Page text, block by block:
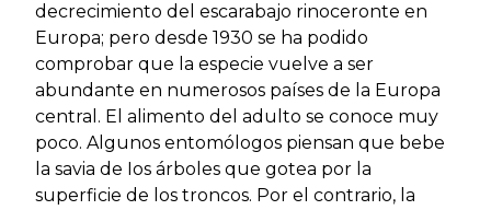
decrecimiento del escarabajo rinoceronte en
Europa; pero desde 1930 se ha podido
comprobar que la especie vuelve a ser
abundante en numerosos países de la Europa
central. El alimento del adulto se conoce muy
poco. Algunos entomólogos piensan que bebe
la savia de Ios árboles que gotea por la
superficie de los troncos. Por el contrario, la